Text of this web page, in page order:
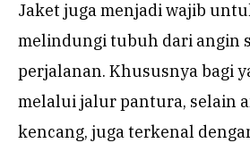
Jaket juga menjadi wajib
melindungi tubuh dari angin
perjalanan. Khususnya bagi
melalui jalur pantura, selain
kencang, juga terkenal